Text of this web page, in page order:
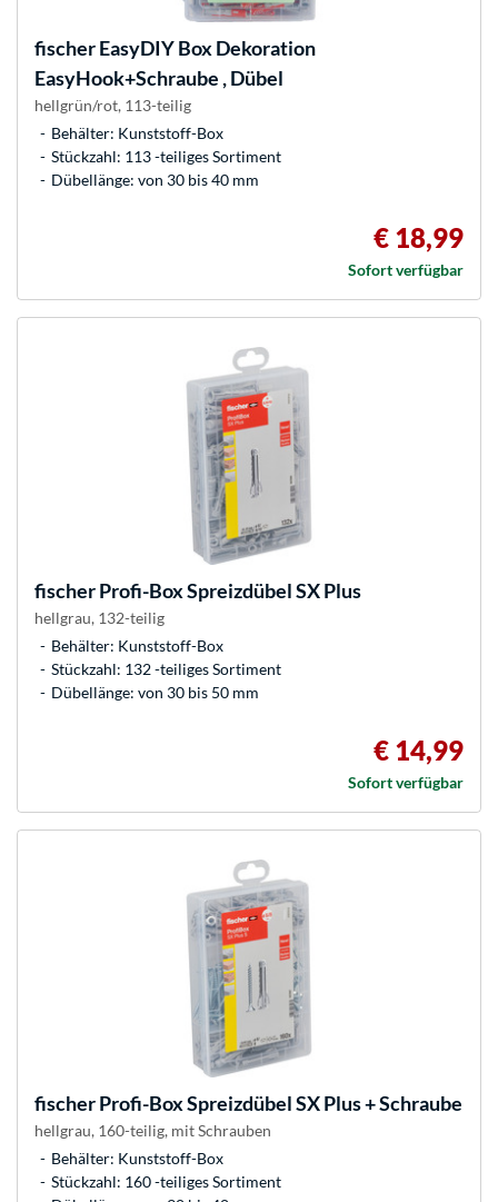
fischerEasyDIY Box Dekoration
EasyHook+Schraube , Dübel
hellgrün/rot, 113-teilig
Behälter: Kunststoff-Box
Stückzahl: 113 -teiliges Sortiment
Dübellänge: von 30 bis 40 mm
€ 18,99
Sofort verfügbar
fischerProfi-Box Spreizdübel SX Plus
hellgrau, 132-teilig
Behälter: Kunststoff-Box
Stückzahl: 132 -teiliges Sortiment
Dübellänge: von 30 bis 50 mm
€ 14,99
Sofort verfügbar
fischerProfi-Box Spreizdübel SX Plus + Schraube
hellgrau, 160-teilig, mit Schrauben
Behälter: Kunststoff-Box
Stückzahl: 160 -teiliges Sortiment